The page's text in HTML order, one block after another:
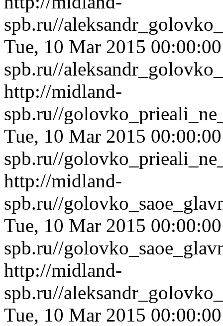
spb.ru//
Tue, 10 Mar 2015
spb.ru//
http://midland-
spb.ru//
Tue, 10 Mar 2015
spb.ru//
http://midland-
spb.ru//
Tue, 10 Mar 2015
spb.ru//
http://midland-
spb.ru//
Tue, 10 Mar 2015